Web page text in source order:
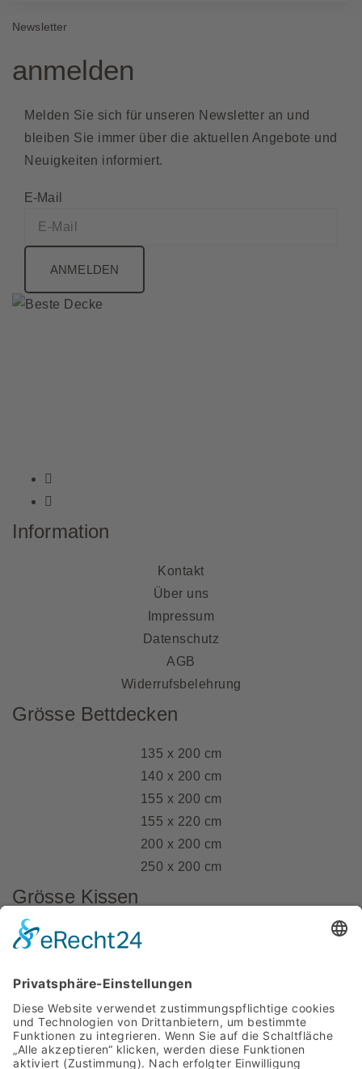
Produktseite
werden
werden
Newsletter
anmelden
Melden Sie sich für unseren Newsletter an und
bleiben Sie immer über die aktuellen Angebote und
Neuigkeiten informiert.
E-Mail
ANMELDEN
Information
Kontakt
Über uns
Impressum
Datenschutz
AGB
Widerrufsbelehrung
Grösse Bettdecken
135 x 200 cm
140 x 200 cm
155 x 200 cm
155 x 220 cm
200 x 200 cm
250 x 200 cm
Grösse Kissen
40 x 80 cm
40 x 60 cm
60 x 80 cm
35 x 40 cm